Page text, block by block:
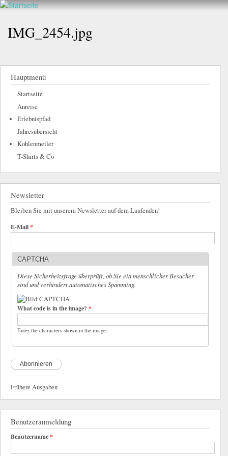
Direkt
Walderlebnis
e.V.
hier
IMG_2454.jpg
Hauptmenü
Startseite
Anreise
Erlebnispfad
Jahresübersicht
Kohlenmeiler
T-Shirts & Co
Newsletter
Bleiben Sie mit unserem Newsletter auf dem Laufenden!
E-Mail*
CAPTCHA
Diese Sicherheitsfrage überprüft, ob Sie ein menschlicher Besucher
sind und verhindert automatisches Spamming.
What code is in the image?*
Enter the characters shown in the image.
Frühere Ausgaben
Benutzeranmeldung
Benutzername*